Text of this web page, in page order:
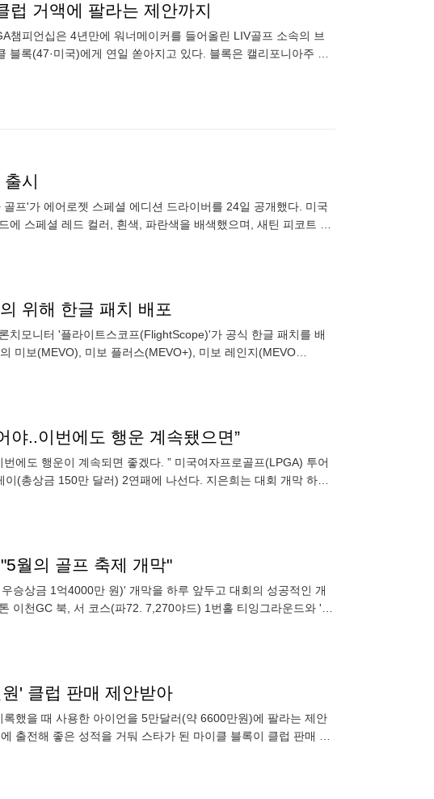
럽 거액에 팔라는 제안까지
챔피언십은 4년만에 워너메이커를 들어올린 LIV골프 소속의 브
록(47·미국)에게 연일 쏟아지고 있다. 블록은 캘리포니아주 미
시
프'가 에어로젯 스페셜 에디션 드라이버를 24일 공개했다. 미국
스페셜 레드 컬러, 흰색, 파란색을 배색했으며, 새틴 피코트 블
위해 한글 패치 배포
치모니터 '플라이트스코프(FlightScope)'가 공식 한글 패치를 배
미보(MEVO), 미보 플러스(MEVO+), 미보 레인지(MEVO
야..이번에도 행운 계속됐으면”
에도 행운이 계속되면 좋겠다. ” 미국여자프로골프(LPGA) 투어
(총상금 150만 달러) 2연패에 나선다. 지은희는 대회 개막 하루
월의 골프 축제 개막"
승상금 1억4000만 원)' 개막을 하루 앞두고 대회의 성공적인 개
이천GC 북, 서 코스(파72. 7,270야드) 1번홀 티잉그라운드와 'K-
' 클럽 판매 제안받아
했을 때 사용한 아이언을 5만달러(약 6600만원)에 팔라는 제안
출전해 좋은 성적을 거둬 스타가 된 마이클 블록이 클럽 판매 제